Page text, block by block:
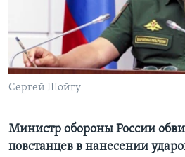
Learning English
СОЦИАЛЬНЫЕ СЕТИ
Языки
Сергей Шойгу
Министр обороны России
повстанцев в нанесении